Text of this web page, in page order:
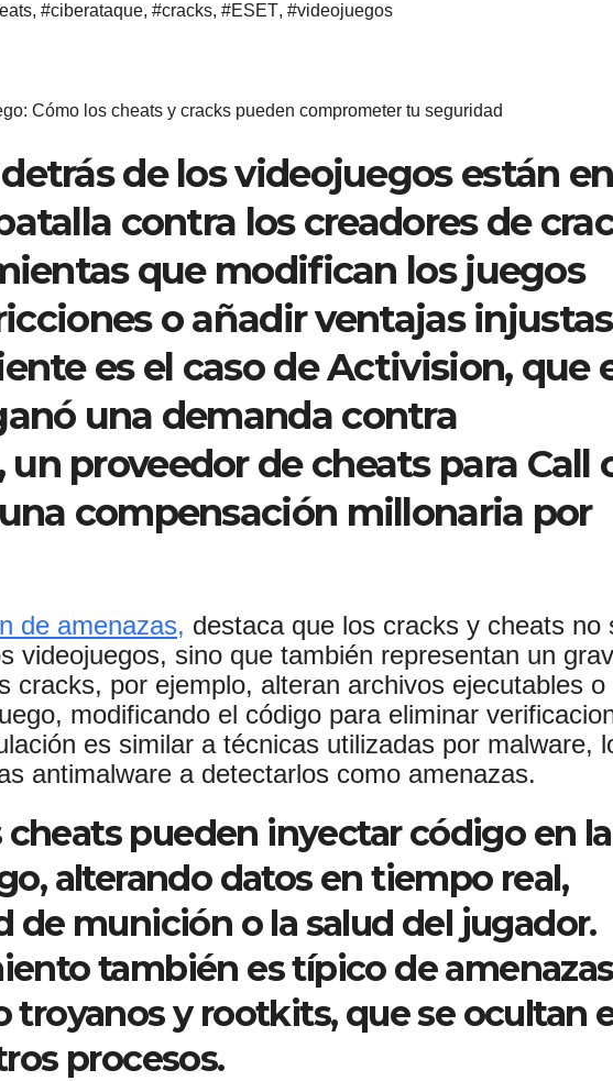
, #ciberataque, #cracks, #ESET, #videojuegos
Cómo los cheats y cracks pueden comprometer tu seguridad
de los videojuegos están en
contra los creadores de
que modifican los juegos
o añadir ventajas
es el caso de Activision, que
una demanda contra
proveedor de cheats para Call
compensación millonaria por
de amenazas, destaca que los cracks y cheats no
videojuegos, sino que también representan un
cracks, por ejemplo, alteran archivos ejecutables o
modificando el código para eliminar
es similar a técnicas utilizadas por malware,
antimalware a detectarlos como amenazas.
cheats pueden inyectar código en la
alterando datos en tiempo real,
de munición o la salud del jugador.
también es típico de amenazas
troyanos y rootkits, que se ocultan
procesos.